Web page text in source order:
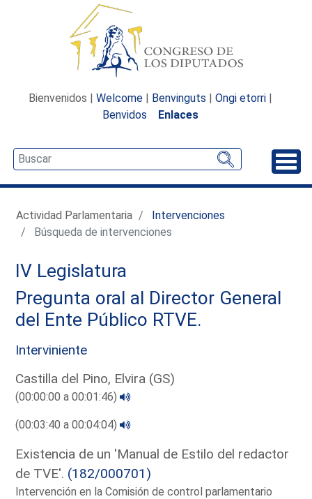
Bienvenidos | Welcome | Benvinguts | Ongi etorri |
Benvidos
Enlaces
Actividad Parlamentaria
Intervenciones
Búsqueda de intervenciones
IV Legislatura
Pregunta oral al Director General
del Ente Público RTVE.
Interviniente
Castilla del Pino, Elvira (GS)
(00:00:00 a 00:01:46)
(00:03:40 a 00:04:04)
Existencia de un 'Manual de Estilo del redactor
de TVE'. (182/000701)
Intervención en la Comisión de control parlamentario